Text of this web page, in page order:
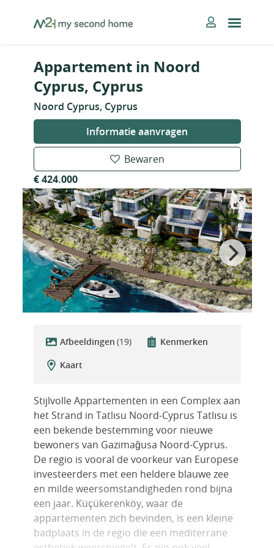
MySecondHome
Appartement in Noord
Cyprus, Cyprus
Noord Cyprus, Cyprus
Informatie aanvragen
Bewaren
€ 424.000
Afbeeldingen (19)
Kenmerken
Kaart
Stijlvolle Appartementen in een Complex aan
het Strand in Tatlısu Noord-Cyprus Tatlısu is
een bekende bestemming voor nieuwe
bewoners van Gazimağusa Noord-Cyprus.
De regio is vooral de voorkeur van Europese
investeerders met een heldere blauwe zee
en milde weersomstandigheden rond bijna
een jaar. Küçükerenköy, waar de
appartementen zich bevinden, is een kleine
badplaats in de regio die een mediterrane